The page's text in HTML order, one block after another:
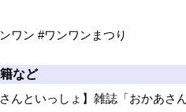
ワン #ワンワンまつり
など
んといっしょ】雑誌「おかあさ